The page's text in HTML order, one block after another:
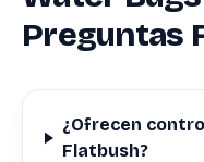
Preguntas
¿Ofrecen
Flatbush?